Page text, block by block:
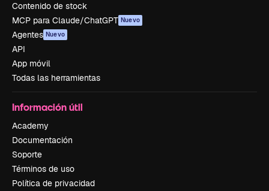
Contenido de stock
MCP para Claude/ChatGPT Nuevo
Agentes Nuevo
API
App móvil
Todas las herramientas
Información útil
Academy
Documentación
Soporte
Términos de uso
Política de privacidad